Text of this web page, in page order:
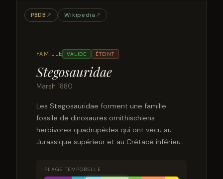
FAMILLE VALIDE ÉTEINT
Stegosauridae
Marsh 1880
Les Stegosauridae forment une famille
fossile de dinosaures ornithischiens
herbivores quadrupèdes qui ont vécu au
Jurassique supérieur et au Crétacé inférieur,
avant le présent.
PLAGE TEMPORELLE
PBDB ↗ Wikipedia ↗